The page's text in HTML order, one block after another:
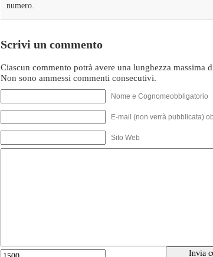
numero.
Scrivi un commento
Ciascun commento potrà avere una lunghezza massima
Non sono ammessi commenti consecutivi.
Nome e Cognomeobbligatorio
E-mail (non verrà pubblicata)
Sito Web